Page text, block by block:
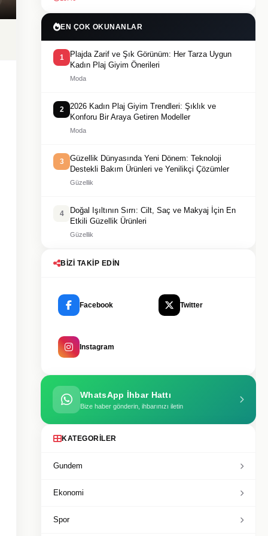
EN ÇOK OKUNANLAR
1
Plajda Zarif ve Şık Görünüm: Her Tarza Uygun
Kadın Plaj Giyim Önerileri
Moda
2
2026 Kadın Plaj Giyim Trendleri: Şıklık ve
Konforu Bir Araya Getiren Modeller
Moda
3
Güzellik Dünyasında Yeni Dönem: Teknoloji
Destekli Bakım Ürünleri ve Yenilikçi Çözümler
Güzellik
4
Doğal Işıltının Sırrı: Cilt, Saç ve Makyaj İçin En
Etkili Güzellik Ürünleri
Güzellik
BIZI TAKIP EDIN
Facebook Twitter
Instagram
WhatsApp İhbar Hattı
Bize haber gönderin, ihbarınızı iletin
KATEGORILER
Gundem
Ekonomi
Spor